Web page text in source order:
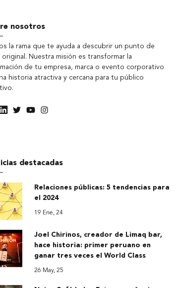
nosotros
la rama que te ayuda a descubrir un punto de
original. Nuestra misión es transformar la
de tu empresa, marca o evento corporativo
historia atractiva y cercana para tu público
destacadas
Relaciones públicas: 5 tendencias para
el 2024
19 Ene, 24
Joel Chirinos, creador de Limaq bar,
hace historia: primer peruano en
ganar tres veces el World Class
26 May, 25